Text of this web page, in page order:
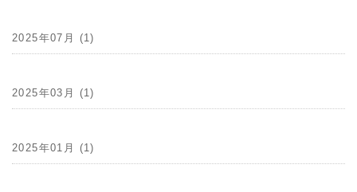
2025年07月 (1)
2025年03月 (1)
2025年01月 (1)